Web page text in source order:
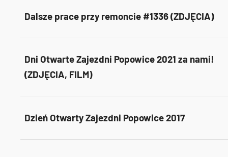
Dalsze prace przy remoncie #1336 (ZDJĘCIA)
Dni Otwarte Zajezdni Popowice 2021 za nami!
(ZDJĘCIA, FILM)
Dzień Otwarty Zajezdni Popowice 2017